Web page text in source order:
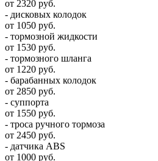
от 2320 руб.
- дисковых колодок
от 1050 руб.
- тормозной жидкости
от 1530 руб.
- тормозного шланга
от 1220 руб.
- барабанных колодок
от 2850 руб.
- суппорта
от 1550 руб.
- троса ручного тормоза
от 2450 руб.
- датчика ABS
от 1000 руб.